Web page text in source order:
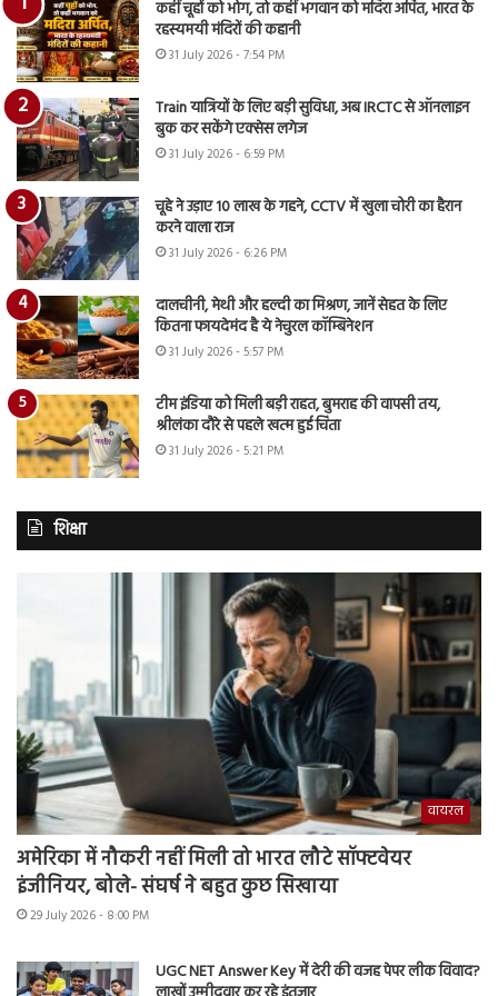
कहीं चूहों को भोग, तो कहीं भगवान को मदिरा अर्पित, भारत के
रहस्यमयी मंदिरों की कहानी
31 July 2026 - 7:54 PM
Train यात्रियों के लिए बड़ी सुविधा, अब IRCTC से ऑनलाइन
बुक कर सकेंगे एक्सेस लगेज
31 July 2026 - 6:59 PM
चूहे ने उड़ाए 10 लाख के गहने, CCTV में खुला चोरी का हैरान
करने वाला राज
31 July 2026 - 6:26 PM
दालचीनी, मेथी और हल्दी का मिश्रण, जानें सेहत के लिए
कितना फायदेमंद है ये नेचुरल कॉम्बिनेशन
31 July 2026 - 5:57 PM
टीम इंडिया को मिली बड़ी राहत, बुमराह की वापसी तय,
श्रीलंका दौरे से पहले खत्म हुई चिंता
31 July 2026 - 5:21 PM
शिक्षा
वायरल
अमेरिका में नौकरी नहीं मिली तो भारत लौटे सॉफ्टवेयर
इंजीनियर, बोले- संघर्ष ने बहुत कुछ सिखाया
29 July 2026 - 8:00 PM
UGC NET Answer Key में देरी की वजह पेपर लीक विवाद?